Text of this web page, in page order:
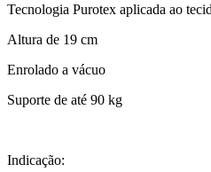
Tecnologia Purotex aplicada ao
Altura de 19 cm
Enrolado a vácuo
Suporte de até 90 kg
Indicação: